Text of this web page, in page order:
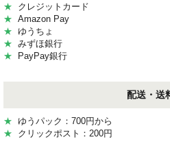
★ クレジットカード
★ Amazon Pay
★ ゆうちょ
★ みずほ銀行
★ PayPay銀行
配送・送
★ ゆうパック：700円から
★ クリックポスト：200円